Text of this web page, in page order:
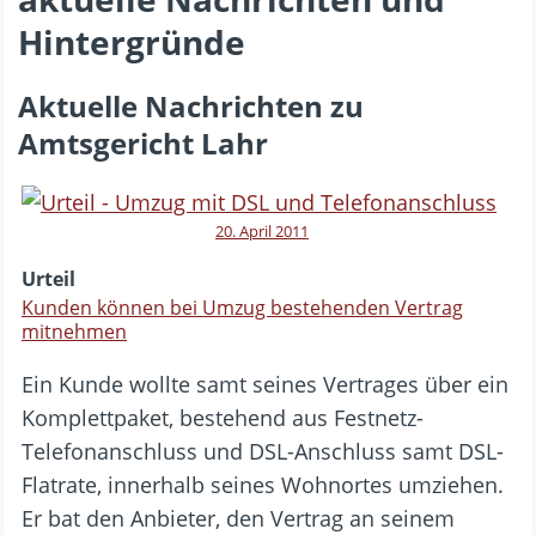
Hintergründe
Aktuelle Nachrichten zu
Amtsgericht Lahr
20. April 2011
Urteil
Kunden können bei Umzug bestehenden Vertrag
mitnehmen
Ein Kunde wollte samt seines Vertrages über ein
Komplettpaket, bestehend aus Festnetz-
Telefonanschluss und DSL-Anschluss samt DSL-
Flatrate, innerhalb seines Wohnortes umziehen.
Er bat den Anbieter, den Vertrag an seinem